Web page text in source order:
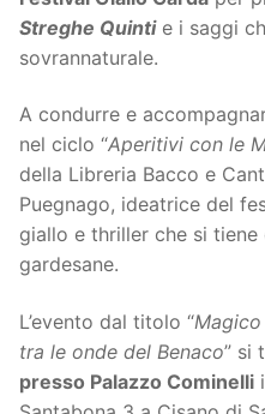
Streghe Quintie i saggi
sovrannaturale.
A condurre e
nel ciclo “Aperitivi con le
della Libreria Bacco e
Puegnago, ideatrice del
giallo e thriller che si
gardesane.
L’evento dal titolo “
tra le onde del Benaco” si
presso Palazzo Cominelli